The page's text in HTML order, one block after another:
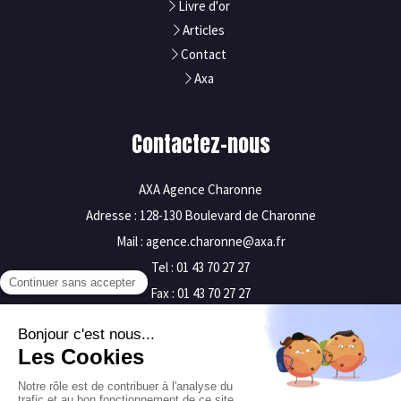
Livre d'or
Articles
Contact
Axa
Contactez-nous
AXA Agence Charonne
Adresse : 128-130 Boulevard de Charonne
Mail : agence.charonne@axa.fr
Tel : 01 43 70 27 27
Fax : 01 43 70 27 27